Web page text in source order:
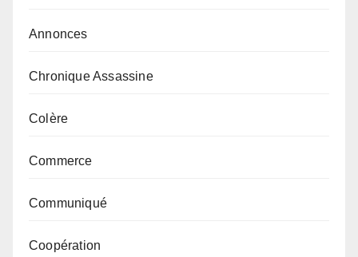
Annonces
Chronique Assassine
Colère
Commerce
Communiqué
Coopération